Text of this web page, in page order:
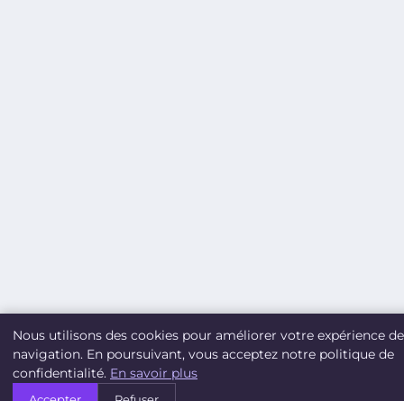
Nous utilisons des cookies pour améliorer votre expérience de
navigation. En poursuivant, vous acceptez notre politique de
confidentialité. En savoir plus